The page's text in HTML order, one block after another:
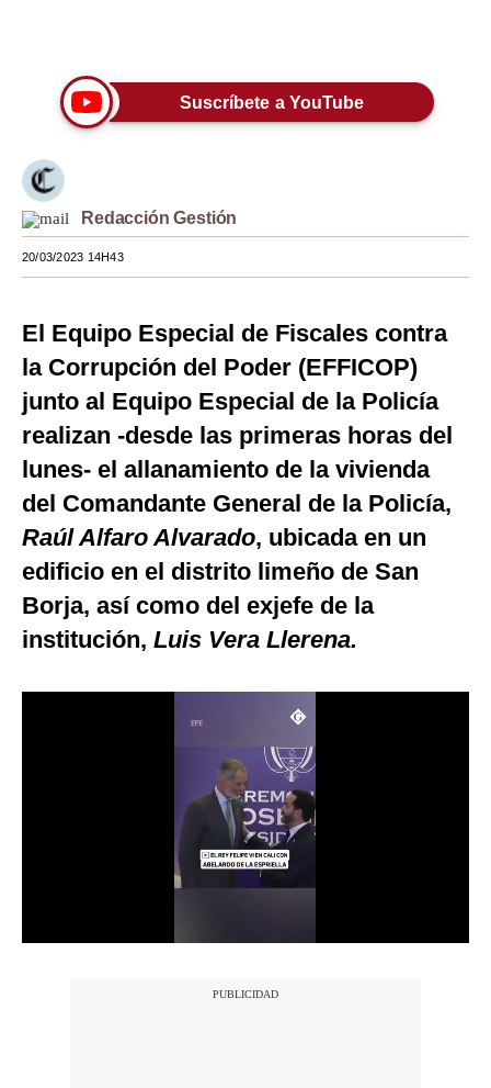
Viajes
Moda
Mundo
España
Internacional
Tecnología
Mix
G de Gestión
Notas Contratadas
Somos?
Suscríbete a YouTube
Redacción Gestión
20/03/2023 14H43
El Equipo Especial de Fiscales contra
la Corrupción del Poder (EFFICOP)
junto al Equipo Especial de la Policía
realizan -desde las primeras horas del
lunes- el allanamiento de la vivienda
del Comandante General de la Policía,
Raúl Alfaro Alvarado, ubicada en un
edificio en el distrito limeño de San
Borja, así como del exjefe de la
institución, Luis Vera Llerena.